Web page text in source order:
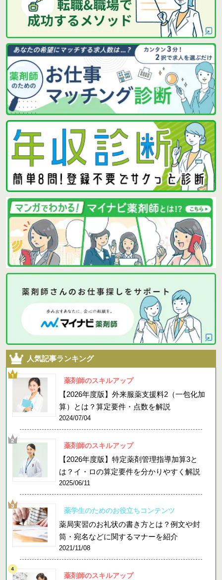
人気記事ランキング
薬剤師のスキルアップ
【2026年度版】外来服薬支援料2（一包化加
算）とは？算定要件・点数を解説
2024/07/04
薬剤師のスキルアップ
【2026年度版】特定薬剤管理指導加算3と
は？イ・ロの算定要件を分かりやすく解説
2025/06/11
薬学生のためのお役立ちコンテンツ
薬局実習のお礼状の書き方とは？例文や封
筒・宛名などに関するマナーを紹介
2021/11/08
薬剤師のスキルアップ